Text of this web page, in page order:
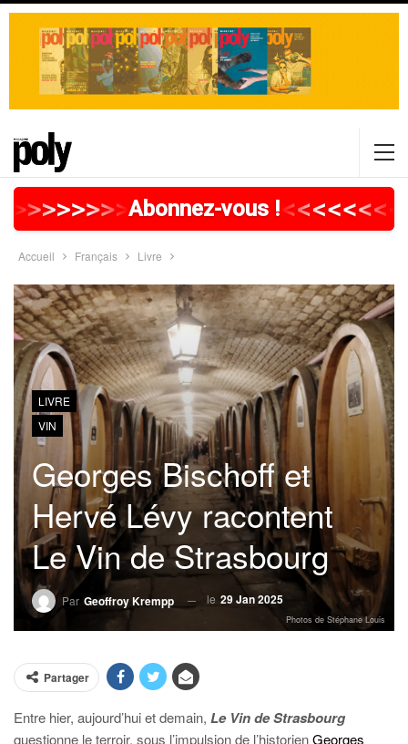
>>>>>>>>>>>>>>>>>
Abonnez-vous !<<<<<<<<
Accueil Français Livre
LIVRE
VIN
Georges Bischoff et
Hervé Lévy racontent
Le Vin de Strasbourg
Par Geoffroy Krempp le 29 Jan 2025
Photos de Stéphane Louis
Partager
Entre hier, aujourd’hui et demain, Le Vin de Strasbourg
questionne le terroir, sous l’impulsion de l’historienGeorges